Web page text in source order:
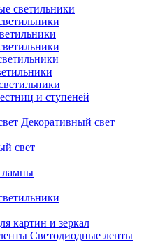
светильники
и ступеней
Декоративный свет
свет
лампы
картин и зеркал
Светодиодные ленты